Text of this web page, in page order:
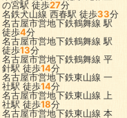
の宮駅 徒歩27分
名鉄犬山線 西春駅 徒歩33分
名古屋市営地下鉄鶴舞線 駅
徒歩4分
名古屋市営地下鉄鶴舞線 駅
徒歩13分
名古屋市営地下鉄鶴舞線 平
針駅 徒歩14分
名古屋市営地下鉄東山線 一
社駅 徒歩14分
名古屋市営地下鉄東山線
上
社駅 徒歩18分
名古屋市営地下鉄東山線 本